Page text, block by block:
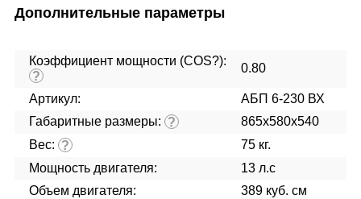
Дополнительные параметры
Коэффициент мощности (COS?):
?
0.80
Артикул:
АБП 6-230 ВХ
Габаритные размеры: ?
865x580x540
Вес: ?
75 кг.
Мощность двигателя:
13 л.с
Объем двигателя:
389 куб. см